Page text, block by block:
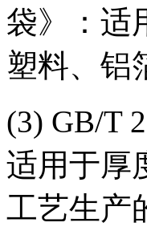
袋》：适
塑料、铝
(3) GB/T
适用于厚
工艺生产